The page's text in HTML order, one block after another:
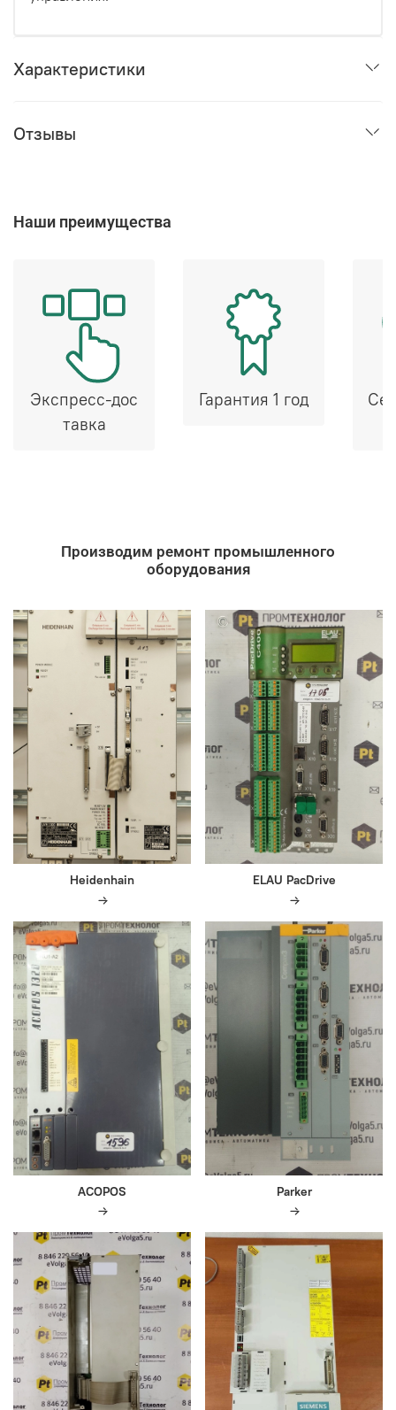
Характеристики
Отзывы
Наши преимущества
Экспресс-дос
тавка
Гарантия 1 год
Производим ремонт промышленного
оборудования
Heidenhain ELAU PacDrive
ACOPOS Parker